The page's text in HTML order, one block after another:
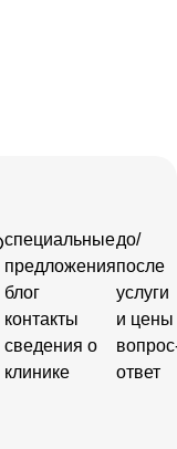
специальные
предложения
блог
контакты
сведения о
клинике
до/
после
услуги
и цены
ответ